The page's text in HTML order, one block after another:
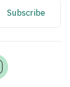
Subscribe